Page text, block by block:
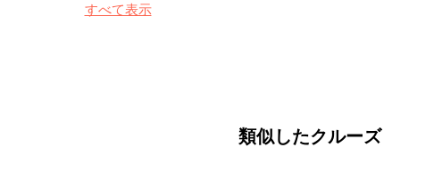
すべて表示
類似したクルーズ